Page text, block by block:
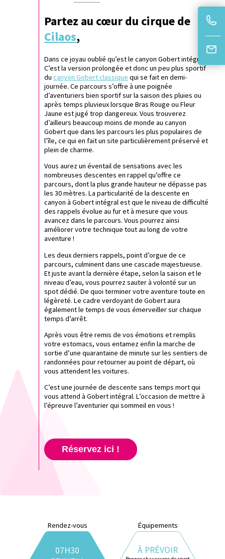
Partez au cœur du cirque de
Cilaos,
Dans ce joyau oublié qu’est le canyon Gobert intégral.
C’est la version prolongée et donc un peu plus sportif
ducanyon Gobert classique qui se fait en demi-
journée. Ce parcours s’offre à une poignée
d’aventuriers bien sportif sur la saison des pluies ou
après temps pluvieux lorsque Bras Rouge ou Fleur
Jaune est jugé trop dangereux. Vous trouverez
d’ailleurs beaucoup moins de monde au canyon
Gobert que dans les parcours les plus populaires de
l’île, ce qui en fait un site particulièrement préservé et
plein de charme.
Vous aurez un éventail de sensations avec les
nombreuses descentes en rappel qu’offre ce
parcours, dont la plus grande hauteur ne dépasse pas
les 30 mètres. La particularité de la descente en
canyon à Gobert intégral est que le niveau de difficulté
des rappels évolue au fur et à mesure que vous
avancez dans le parcours. Vous pourrez ainsi
améliorer votre technique tout au long de votre
aventure !
Les deux derniers rappels, point d’orgue de ce
parcours, culminent dans une cascade majestueuse.
Et juste avant la dernière étape, selon la saison et le
niveau d’eau, vous pourrez sauter à volonté sur un
spot dédié. De quoi terminer votre aventure toute en
légèreté. Le cadre verdoyant de Gobert aura
également le temps de vous émerveiller sur chaque
temps d’arrêt.
Après vous être remis de vos émotions et remplis
votre estomacs, vous entamez enfin la marche de
sortie d’une quarantaine de minute sur les sentiers de
randonnées pour retourner au point de départ, où
vous attendent les voitures.
C’est une journée de descente sans temps mort qui
vous attend à Gobert intégral. L’occasion de mettre à
l’épreuve l’aventurier qui sommeil en vous !
Réservez ici !
Rendez-vous
07H30
Équipements
À PRÉVOIR